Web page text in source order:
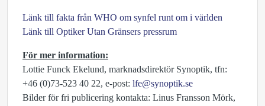
Länk till fakta från WHO om synfel runt om i världen
Länk till Optiker Utan Gränsers pressrum
För mer information:
Lottie Funck Ekelund, marknadsdirektör Synoptik, tfn:
+46 (0)73-523 40 22, e-post: lfe@synoptik.se
Bilder för fri publicering kontakta: Linus Fransson Mörk,